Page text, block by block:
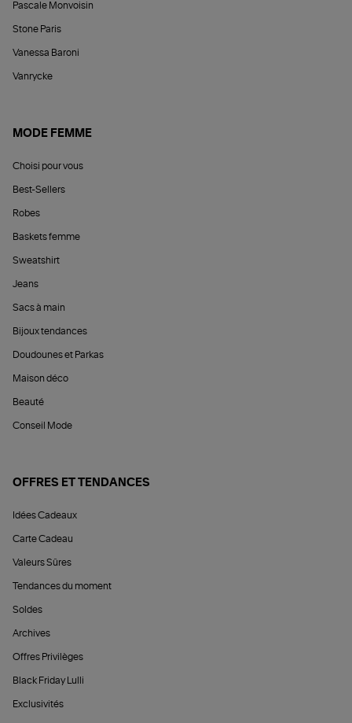
Pascale Monvoisin
Stone Paris
Vanessa Baroni
Vanrycke
MODE FEMME
Choisi pour vous
Best-Sellers
Robes
Baskets femme
Sweatshirt
Jeans
Sacs à main
Bijoux tendances
Doudounes et Parkas
Maison déco
Beauté
Conseil Mode
OFFRES ET TENDANCES
Idées Cadeaux
Carte Cadeau
Valeurs Sûres
Tendances du moment
Soldes
Archives
Offres Privilèges
Black Friday Lulli
Exclusivités